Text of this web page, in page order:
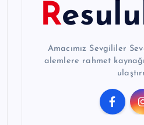
Amacımız Sevgililer
alemlere rahmet